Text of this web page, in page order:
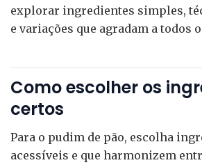
explorar ingredientes simples,
e variações que agradam a todos
Como escolher os
certos
Para o pudim de pão, escolha
acessíveis e que harmonizem